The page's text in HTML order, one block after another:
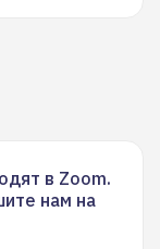
в Zoom.
нам на